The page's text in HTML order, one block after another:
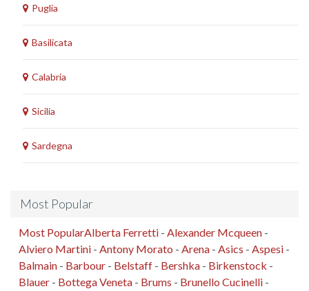
Puglia
Basilicata
Calabria
Sicilia
Sardegna
Most Popular
Most PopularAlberta Ferretti - Alexander Mcqueen -
Alviero Martini - Antony Morato - Arena - Asics - Aspesi -
Balmain - Barbour - Belstaff - Bershka - Birkenstock -
Blauer - Bottega Veneta - Brums - Brunello Cucinelli -